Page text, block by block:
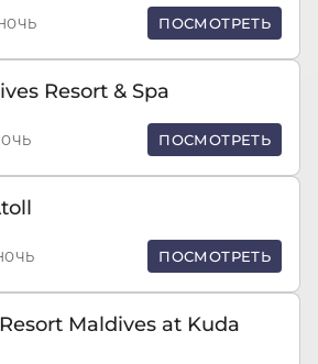
ПОСМОТРЕТЬ
Resort & Spa
ПОСМОТРЕТЬ
ПОСМОТРЕТЬ
Maldives at Kuda